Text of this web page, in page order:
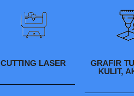
CUTTING LASER
GRAFIR
KULIT,